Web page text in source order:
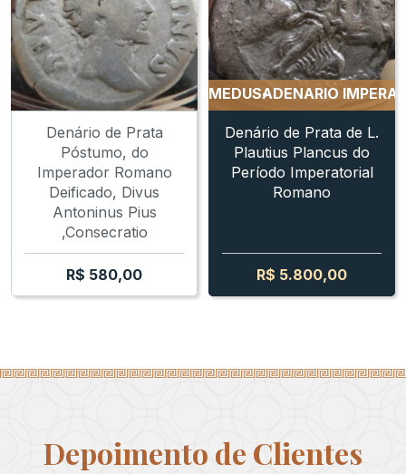
Denário de Prata
Póstumo, do
Imperador Romano
Deificado, Divus
Antoninus Pius
,Consecratio
R$ 580,00
IMPERATORIAL DA MEDUSADENARIO
Denário de Prata de L.
Plautius Plancus do
Período Imperatorial
Romano
R$ 5.800,00
Depoimento de Clientes